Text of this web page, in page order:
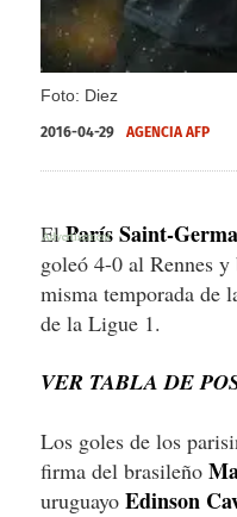
Foto: Diez
2016-04-29 AGENCIA AFP
ElParís Saint-
goleó 4-0 al Rennes
misma temporada de
de la Ligue 1.
VER TABLA DE
Los goles de los
firma del brasileño
uruguayo Edinson